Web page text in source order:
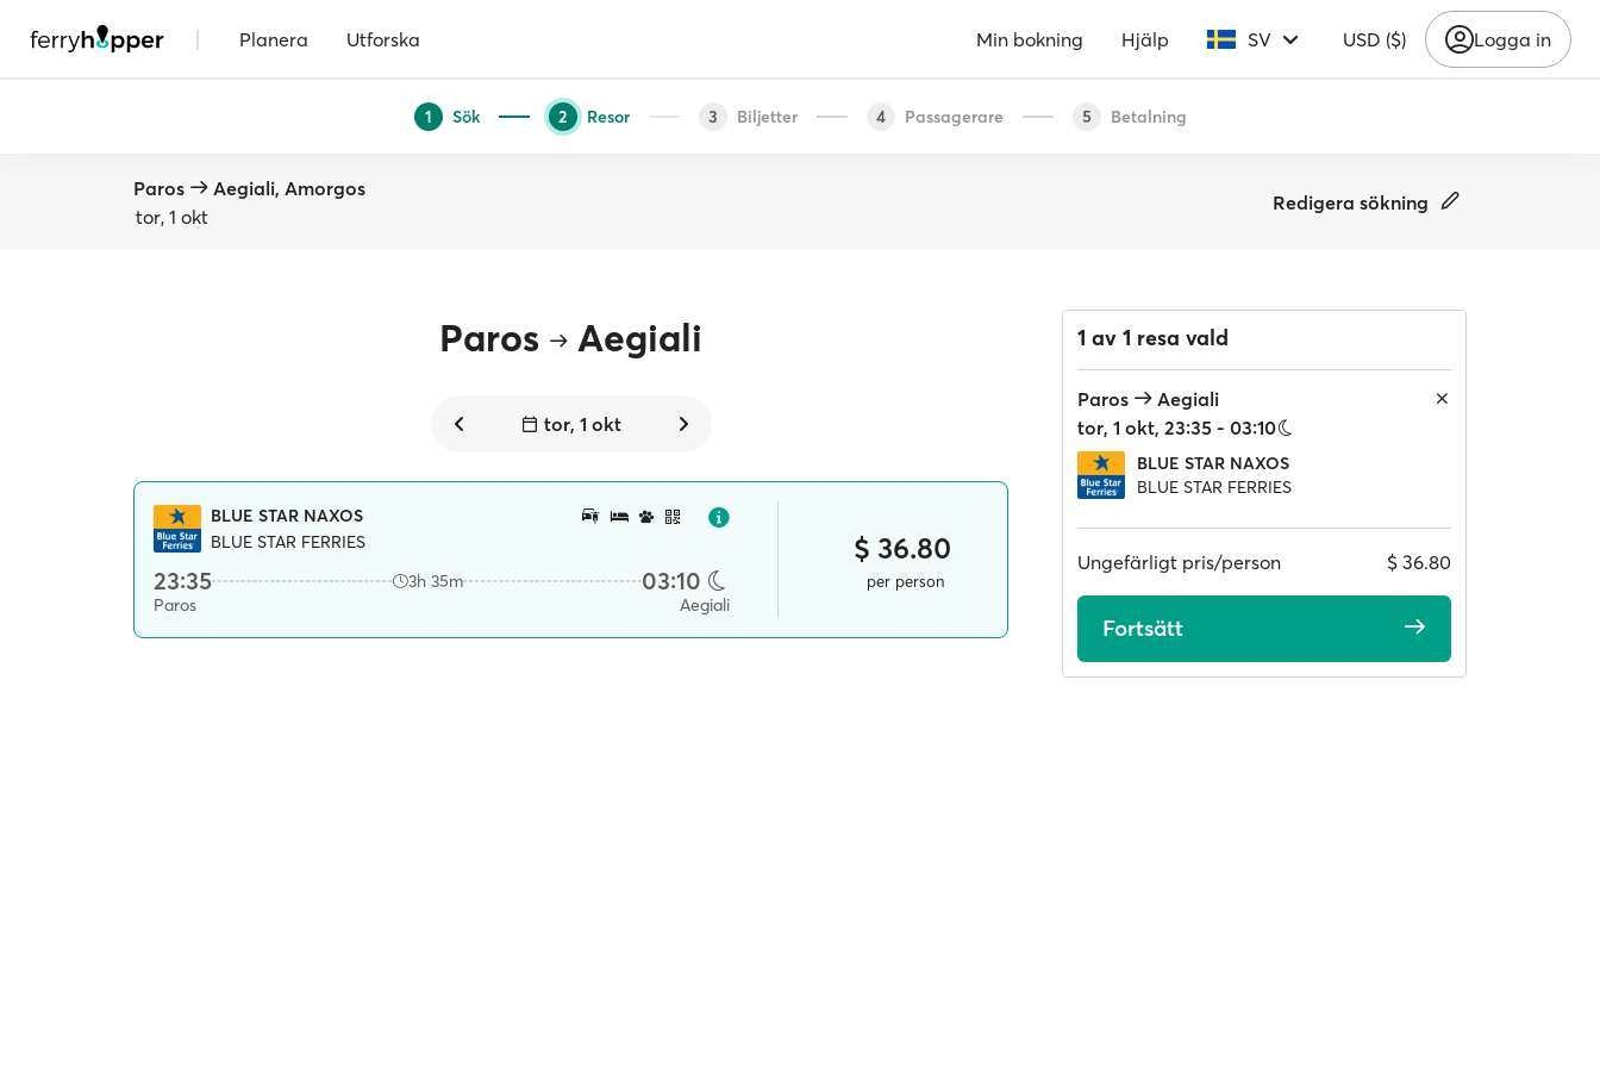
| Planera Utforska Min bokning Hjälp SV USD ($) Logga in
1 Sök 2 Resor 3 Biljetter 4 Passagerare 5 Betalning
Paros
Aegiali, Amorgos
tor, 1 okt
Redigera sökning
Paros Aegiali
tor, 1 okt
BLUE STAR NAXOS
BLUE STAR FERRIES
23:35 3h 35m 03:10
Paros Aegiali
$ 36.80
per person
1 av 1 resa vald
Paros
Aegiali
tor, 1 okt, 23:35 - 03:10
BLUE STAR NAXOS
BLUE STAR FERRIES
Ungefärligt pris/person $ 36.80
Fortsätt